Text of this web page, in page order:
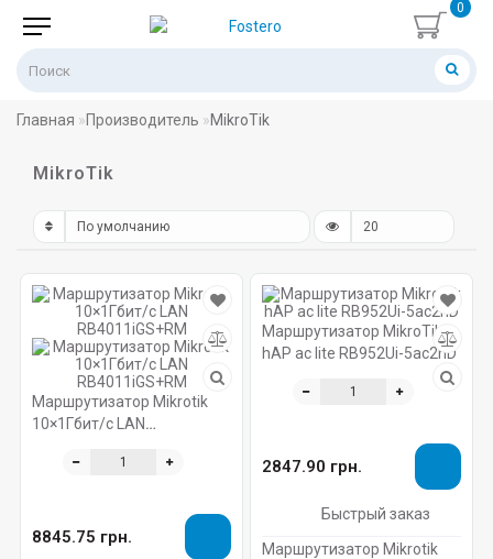
0
Главная Производитель MikroTik
MikroTik
Маршрутизатор Mikrotik
10×1Гбит/с LAN
8845.75 грн.
Маршрутизатор MikroTik
hAP ac lite RB952Ui-5ac2nD
2847.90 грн.
Быстрый заказ
Маршрутизатор Mikrotik